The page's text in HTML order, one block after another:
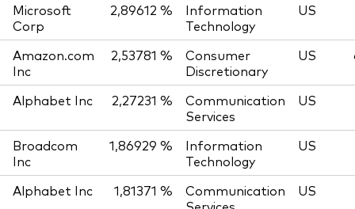
Microsoft
Corp
2,89612 %
Information
Technology
US
Amazon.com
Inc
2,53781 %
Consumer
Discretionary
US
Alphabet Inc 2,27231 %
Communication
Services
US
Broadcom
Inc
1,86929 %
Information
Technology
US
Alphabet Inc 1,81371 %
Communication
US